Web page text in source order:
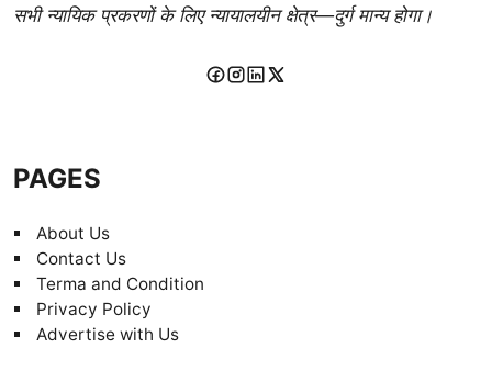
सभी न्यायिक प्रकरणों के लिए न्यायालयीन क्षेत्र—दुर्ग मान्य होगा।
PAGES
About Us
Contact Us
Terma and Condition
Privacy Policy
Advertise with Us